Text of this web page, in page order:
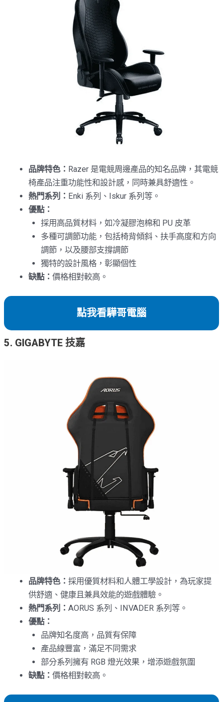
品牌特色： Razer 是電競周邊產品的知名品牌，其電競
椅產品注重功能性和設計感，同時兼具舒適性。
熱門系列： Enki 系列、Iskur 系列等。
優點：
採用高品質材料，如冷凝膠泡棉和 PU 皮革
多種可調節功能，包括椅背傾斜、扶手高度和方向
調節，以及腰部支撐調節
獨特的設計風格，彰顯個性
缺點：價格相對較高。
點我看驊哥電腦
5. GIGABYTE 技嘉
品牌特色：採用優質材料和人體工學設計，為玩家提
供舒適、健康且兼具效能的遊戲體驗。
熱門系列：AORUS 系列、INVADER 系列等。
優點：
品牌知名度高，品質有保障
產品線豐富，滿足不同需求
部分系列擁有 RGB 燈光效果，增添遊戲氛圍
缺點：價格相對較高。